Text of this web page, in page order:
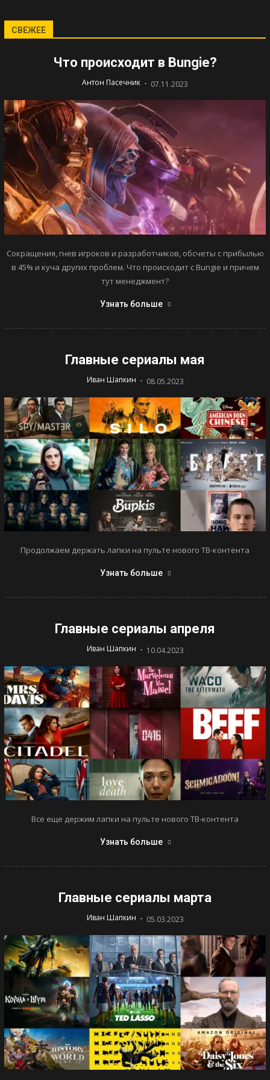
СВЕЖЕЕ
Что происходит в Bungie?
Антон Пасечник - 07.11.2023
Сокращения, гнев игроков и разработчиков, обсчеты с прибылью
в 45% и куча других проблем. Что происходит с Bungie и причем
тут менеджмент?
Узнать больше
Главные сериалы мая
Иван Шапкин - 08.05.2023
Продолжаем держать лапки на пульте нового ТВ-контента
Узнать больше
Главные сериалы апреля
Иван Шапкин - 10.04.2023
Все еще держим лапки на пульте нового ТВ-контента
Узнать больше
Главные сериалы марта
Иван Шапкин - 05.03.2023